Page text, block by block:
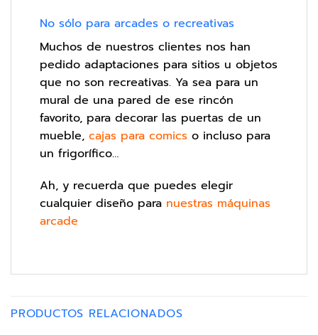
No sólo para arcades o recreativas
Muchos de nuestros clientes nos han
pedido adaptaciones para sitios u objetos
que no son recreativas. Ya sea para un
mural de una pared de ese rincón
favorito, para decorar las puertas de un
mueble, cajas para comics o incluso para
un frigorífico…
Ah, y recuerda que puedes elegir
cualquier diseño para nuestras máquinas
arcade
PRODUCTOS RELACIONADOS